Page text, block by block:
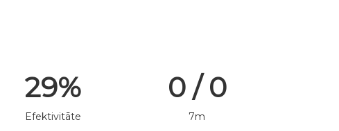
29%
Efektivitāte
0 / 0
7m